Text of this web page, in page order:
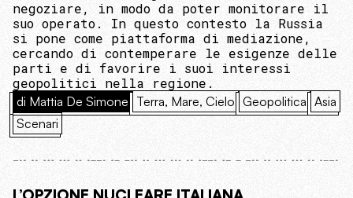
negoziare, in modo da poter monitorare il
suo operato. In questo contesto la Russia
si pone come piattaforma di mediazione,
cercando di contemperare le esigenze delle
parti e di favorire i suoi interessi
geopolitici nella regione.
di Mattia De Simone Terra, Mare, Cielo Geopolitica Asia
Scenari